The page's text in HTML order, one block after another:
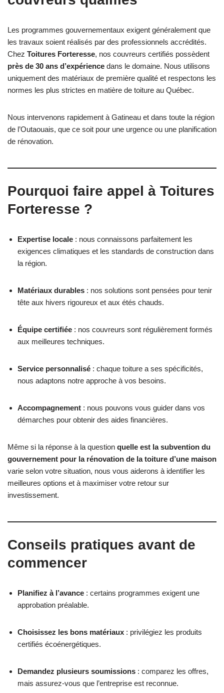
Les programmes gouvernementaux exigent généralement que
les travaux soient réalisés par des professionnels accrédités.
Chez Toitures Forteresse, nos couvreurs certifiés possèdent
près de 30 ans d’expérience dans le domaine. Nous utilisons
uniquement des matériaux de première qualité et respectons les
normes les plus strictes en matière de toiture au Québec.
Nous intervenons rapidement à Gatineau et dans toute la région
de l’Outaouais, que ce soit pour une urgence ou une planification
de rénovation.
Pourquoi faire appel à Toitures
Forteresse ?
Expertise locale : nous connaissons parfaitement les
exigences climatiques et les standards de construction dans
la région.
Matériaux durables : nos solutions sont pensées pour tenir
tête aux hivers rigoureux et aux étés chauds.
Équipe certifiée : nos couvreurs sont régulièrement formés
aux meilleures techniques.
Service personnalisé : chaque toiture a ses spécificités,
nous adaptons notre approche à vos besoins.
Accompagnement : nous pouvons vous guider dans vos
démarches pour obtenir des aides financières.
Même si la réponse à la question quelle est la subvention du
gouvernement pour la rénovation de la toiture d’une maison
varie selon votre situation, nous vous aiderons à identifier les
meilleures options et à maximiser votre retour sur
investissement.
Conseils pratiques avant de
commencer
Planifiez à l’avance : certains programmes exigent une
approbation préalable.
Choisissez les bons matériaux : privilégiez les produits
certifiés écoénergétiques.
Demandez plusieurs soumissions : comparez les offres,
mais assurez-vous que l’entreprise est reconnue.